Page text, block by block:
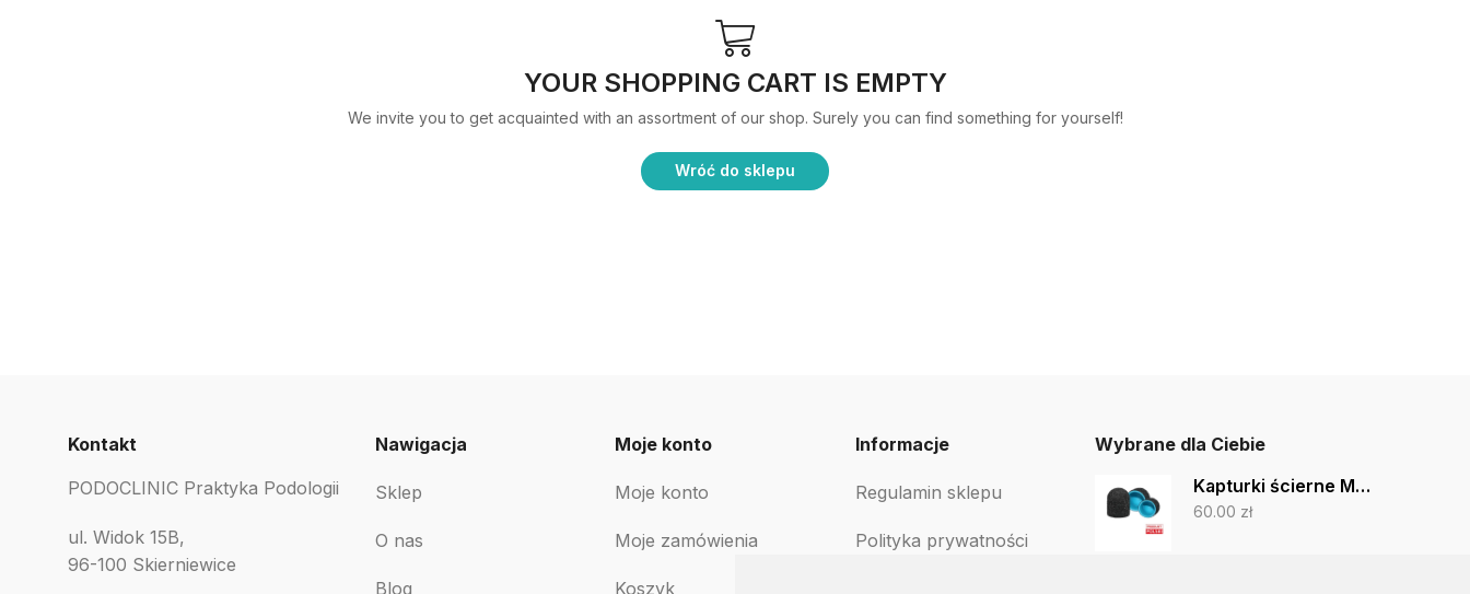
YOUR SHOPPING CART IS EMPTY
We invite you to get acquainted with an assortment of our shop. Surely you can find something for yourself!
Wróć do sklepu
Kontakt
PODOCLINIC Praktyka Podologii
ul. Widok 15B,
96-100 Skierniewice
Nawigacja
Sklep
O nas
Blog
Moje konto
Moje konto
Moje zamówienia
Koszyk
Informacje
Regulamin sklepu
Polityka prywatności
Wybrane dla Ciebie
Kapturki ścierne MedCap 13mm czarne - 50 sztuk
60.00 zł